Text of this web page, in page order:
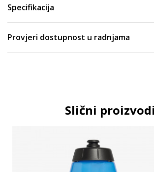
Specifikacija
Provjeri dostupnost u radnjama
Slični proizvodi